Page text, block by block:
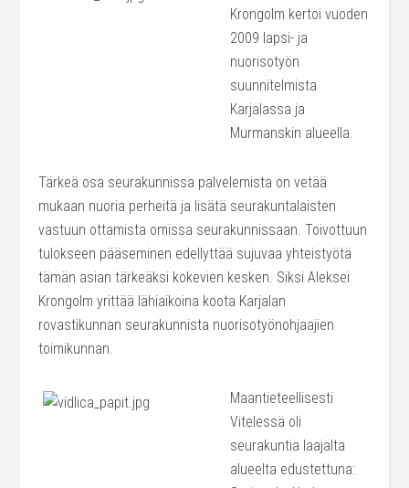
Krongolm kertoi vuoden
2009 lapsi- ja
nuorisotyön
suunnitelmista
Karjalassa ja
Murmanskin alueella.
Tärkeä osa seurakunnissa palvelemista on vetää
mukaan nuoria perheitä ja lisätä seurakuntalaisten
vastuun ottamista omissa seurakunnissaan. Toivottuun
tulokseen pääseminen edellyttää sujuvaa yhteistyötä
tämän asian tärkeäksi kokevien kesken. Siksi Aleksei
Krongolm yrittää lähiaikoina koota Karjalan
rovastikunnan seurakunnista nuorisotyönohjaajien
toimikunnan.
Maantieteellisesti
Vitelessä oli
seurakuntia laajalta
alueelta edustettuna: